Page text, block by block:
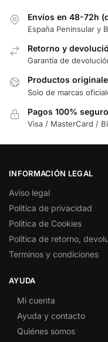
Envíos en 48-72h
España Peninsular y
Retorno y
Garantía de
Productos
Solo de marcas
Pagos 100%
Visa / MasterCard /
INFORMACIÓN LEGAL
Aviso legal
Política de privacidad
Política de Cookies
Política de retorno,
Terminos y condiciones
AYUDA
Mi cuenta
Ayuda y contacto
Quiénes somos